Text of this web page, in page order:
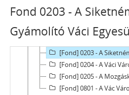
Fond 0203 - A
Gyámolító Váci
[Fond] 0105 - A Váci
[Fond] 0106 - A Váci
[Fond] 0201 - A Váci
[Fond] 0202 - A Vácvidéki
[Fond] 0203 - A Siketnémákat
[Fond] 0204 - A Váci Városvédők és
[Fond] 0205 - A Mozgáskorlátozottak
[Fond] 0801 - A Vác Városi Tanács Szakszervezeti Bizottságának (1951-ig a Magyar